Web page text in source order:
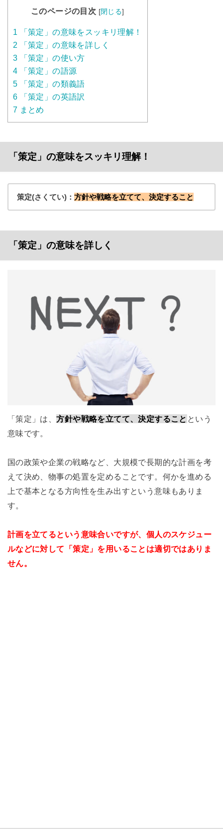
このページの目次 [閉じる]
1 「策定」の意味をスッキリ理解！
2 「策定」の意味を詳しく
3 「策定」の使い方
4 「策定」の語源
5 「策定」の類義語
6 「策定」の英語訳
7 まとめ
「策定」の意味をスッキリ理解！
策定(さくてい)： 方針や戦略を立てて、決定すること
「策定」の意味を詳しく
「策定」は、方針や戦略を立てて、決定すること という
意味です。
国の政策や企業の戦略など、大規模で長期的な計画を考
えて決め、物事の処置を定めることです。何かを進める
上で基本となる方向性を生み出すという意味もありま
す。
計画を立てるという意味合いですが、個人のスケジュー
ルなどに対して「策定」を用いることは適切ではありま
せん。